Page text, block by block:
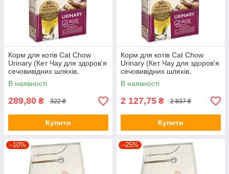
Корм для котів Cat Chow
Urinary (Кет Чау для здоров'я
сечовивідних шляхів,
домашня птиця), 1,5кг.
В наявності
289,80 ₴ 322 ₴
Купити
Корм для котів Cat Chow
Urinary (Кет Чау для здоров'я
сечовивідних шляхів,
домашня птиця), 15кг.
В наявності
2 127,75 ₴ 2 837 ₴
Купити
–10% –25%